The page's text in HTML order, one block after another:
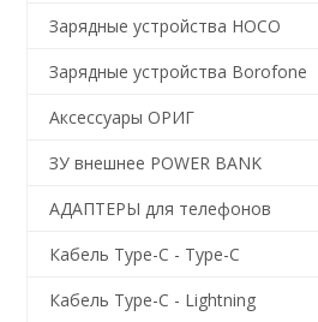
Зарядные устройства HOCO
Зарядные устройства Borofone
Аксессуары ОРИГ
ЗУ внешнее POWER BANK
АДАПТЕРЫ для телефонов
Кабель Type-C - Type-C
Кабель Type-C - Lightning